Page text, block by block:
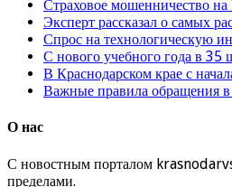
Страховое мошенничество на
Эксперт рассказал о самых
Спрос на технологическую
С нового учебного года в 35
В Краснодарском крае с
Важные правила обращения
О нас
С новостным порталом
пределами.